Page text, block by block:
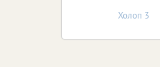
Холоп 3